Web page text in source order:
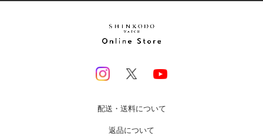
配送・送料について
返品について